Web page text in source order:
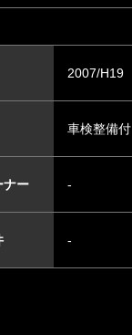
2007/H19
車検整備付
ナー -
-